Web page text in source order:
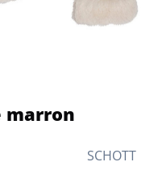
SCHOTT